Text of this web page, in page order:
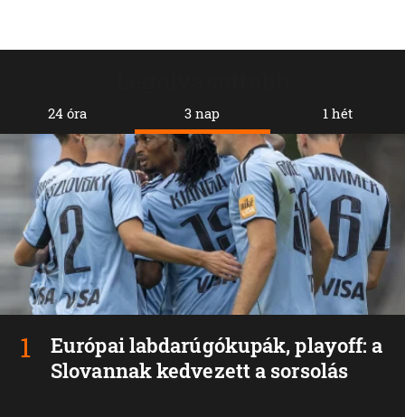
24 óra 3 nap
Európai labdarúgókupák, playoff: a
Slovannak kedvezett a sorsolás
1 hét